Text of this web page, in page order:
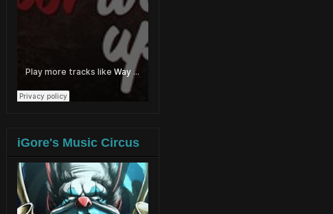
iGore's Music Circus